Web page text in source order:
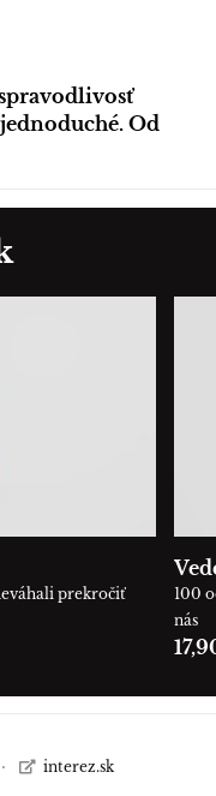
Od
prekročiť
100
nás
interez.sk